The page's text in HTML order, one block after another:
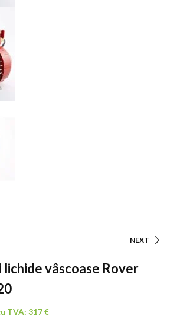
NEXT
lichide vâscoase Rover
TVA: 317€